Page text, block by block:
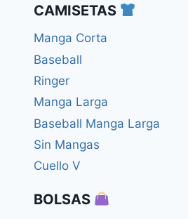
CAMISETAS
Manga Corta
Baseball
Ringer
Manga Larga
Baseball Manga Larga
Sin Mangas
Cuello V
BOLSAS